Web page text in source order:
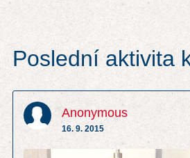
Poslední aktivita
Anonymous
16. 9. 2015